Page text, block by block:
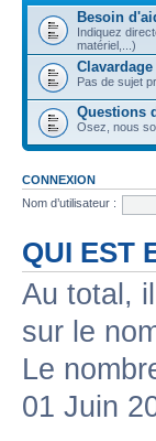
Besoin
Indiquez
matériel,...)
Clavardage
Pas de sujet
Questions
Osez, nous
CONNEXION
Nom d’utilisateur :
QUI EST
Au total,
sur le
Le
01 Juin